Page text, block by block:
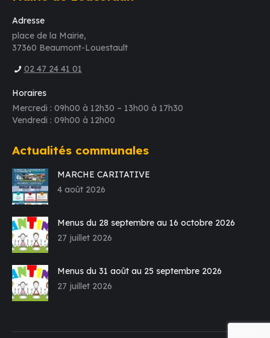
Adresse
place de la Mairie,
37360 Beaumont-Louestault
02 47 24 41 01
Horaires
Mercredi : 09h00 à 12h30 – 13h00 à 17h30
Vendredi : 09h00 à 12h00
Actualités communales
MARCHE CARITATIVE
4 août 2026
Menus du 28 septembre au 16 octobre 2026
27 juillet 2026
Menus du 31 août au 25 septembre 2026
27 juillet 2026